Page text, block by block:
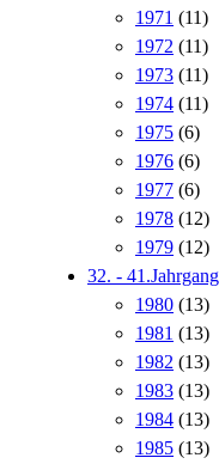
1971 (11)
1972 (11)
1973 (11)
1974 (11)
1975 (6)
1976 (6)
1977 (6)
1978 (12)
1979 (12)
32. - 41.Jahrgang
1980 (13)
1981 (13)
1982 (13)
1983 (13)
1984 (13)
1985 (13)